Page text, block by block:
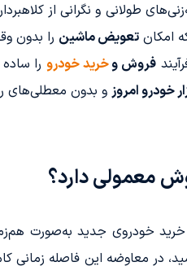
طولانی و نگرانی از
امکان تعویض ماشین را بدون
فروش وخرید خودرو را
خودرو امروز و بدون معطلی‌های
معمولی دارد؟
خودروی جدید به‌صورت
در معاوضه این فاصله